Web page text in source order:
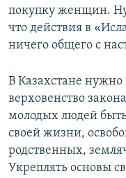
покупку женщин.
что действия в
ничего общего с
В Казахстане нужно
верховенство
молодых людей
своей жизни,
родственных,
Укреплять основы